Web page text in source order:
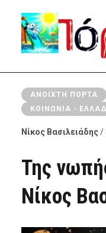
ΑΝΟΙΧΤΉ ΠΌΡΤΑ
ΚΟΙΝΩΝΊΑ -
Νίκος Βασιλειάδης/
Της
Νίκος